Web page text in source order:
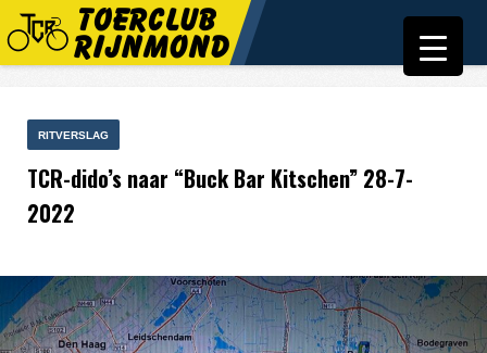
RITVERSLAG
TCR-dido’s naar “Buck Bar Kitschen” 28-7-
2022